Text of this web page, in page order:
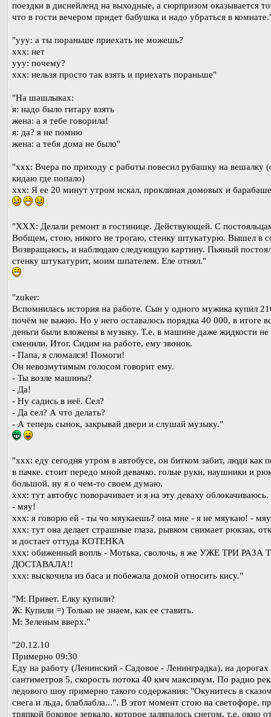
поездки в диснейленд на выходные, а сюрпризом оказывается
что в гости вечером придет бабушка и надо убраться в
"yyy: а ты пораньше приехать не можешь?
xxx: нет
yyy: почему?
xxx: нельзя просто так взять и приехать пораньше"
"На шашлыках:
я: надо было гитару взять
жена: а я тебе говорила!
я: да? я не помню
жена: а тебя дома не было"
"xxx: Вчера по приходу с работы повесил рубашку на вешалку
кидаю где попало)
xxx: Я ее 20 минут утром искал, проклиная домовых и
"ХХХ: Делали ремонт в гостинице. Действующей. С
Вобщем, стою, никого не трогаю, стенку штукатурю. Вышел в
Возвращаюсь, и наблюдаю следующую картину. Пьяный
стенку штукатурит, моим шпателем. Еле отнял."
"zuker:
Вспомнилась история на работе. Сын у одного мужика купил
почём не важно. Но у него оставалось порядка 40 000, в итоге
деньги были вложены в музыку. Т.е. в машине даже жидкости не
сменили. Итог. Сидим на работе, ему звонок.
- Папа, я сломался! Помоги!
Он невозмутимым голосом говорит ему.
- Ты возле машины?
- Да!
- Ну садись в неё. Сел?
- Да сел? А что делать?
- А теперь сынок, закрывай двери и слушай музыку."
"xxx: еду сегодня утром в автобусе, он битком забит, люди как
в пачке. стоит передо мной девачко. голые руки, наушники и
большой. ну я о чем-то своем думаю.
xxx: тут автобус поворачивает и я на эту деваху
- мяу!
xxx: я говорю ей - ты чо мяукаешь? она мне - я не мяукаю! -
xxx: тут она делает страшные глаза, рывком снимает рюкзак,
и достает оттуда КОТЕНКА
xxx: обиженный вопль - Мотька, сволочь, я же УЖЕ ТРИ РАЗА
ДОСТАВАЛА!!
xxx: выскочила из баса и побежала домой относить кису."
"М: Привет. Елку купили?
Ж: Купили =) Только не знаем, как ее ставить.
М: Зеленым вверх."
"20.12.10
Примерно 09:30
Еду на работу (Ленинский - Садовое - Ленинградка), на дорогах
сантиметров 5, скорость потока 40 кмч максимум. По радио
ледового шоу примерно такого содержания: "Окунитесь в
снега и льда, блаблабла...". В этот момент стою на светофоре,
тряпкой боковое зеркало, которое заляпалось снегом, т.е. окно